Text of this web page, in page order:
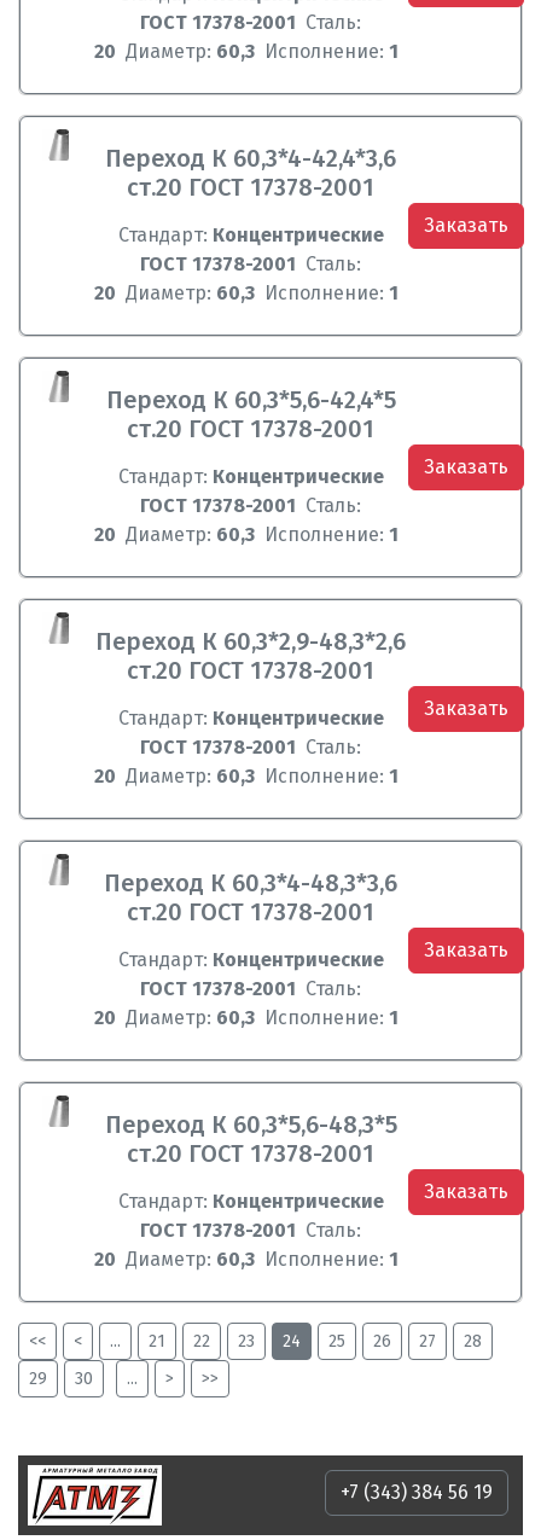
ГОСТ 17378-2001 Сталь:
20 Диаметр: 60,3 Исполнение: 1
Переход К 60,3*4-42,4*3,6
ст.20 ГОСТ 17378-2001
Стандарт: Концентрические
ГОСТ 17378-2001 Сталь:
20 Диаметр: 60,3 Исполнение: 1
Заказать
Переход К 60,3*5,6-42,4*5
ст.20 ГОСТ 17378-2001
Стандарт: Концентрические
ГОСТ 17378-2001 Сталь:
20 Диаметр: 60,3 Исполнение: 1
Заказать
Переход К 60,3*2,9-48,3*2,6
ст.20 ГОСТ 17378-2001
Стандарт: Концентрические
ГОСТ 17378-2001 Сталь:
20 Диаметр: 60,3 Исполнение: 1
Заказать
Переход К 60,3*4-48,3*3,6
ст.20 ГОСТ 17378-2001
Стандарт: Концентрические
ГОСТ 17378-2001 Сталь:
20 Диаметр: 60,3 Исполнение: 1
Заказать
Переход К 60,3*5,6-48,3*5
ст.20 ГОСТ 17378-2001
Стандарт: Концентрические
ГОСТ 17378-2001 Сталь:
20 Диаметр: 60,3 Исполнение: 1
Заказать
<< < ... 21 22 23 24 25 26 27
28
29
30 ... > >>
+7 (343) 384 56 19